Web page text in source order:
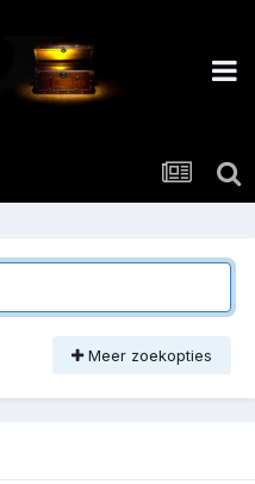
Meer zoekopties